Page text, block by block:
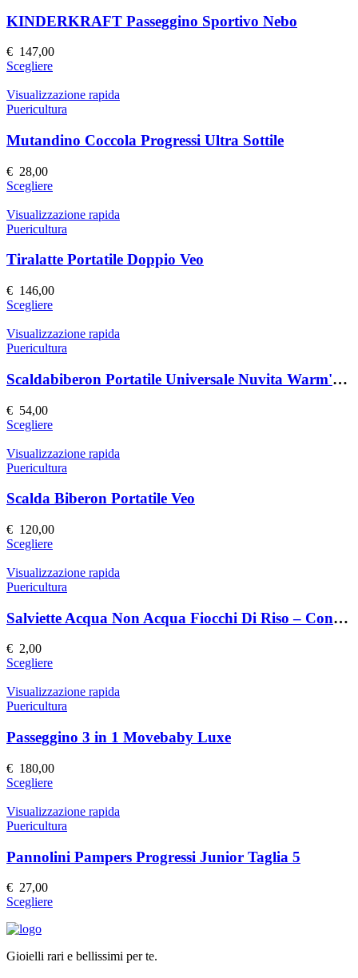
prodotto
Le
opzioni
possono
scelte
nella
pagina
del
prodotto
KINDERKRAFT Passeggino Sportivo Nebo
€ 147,00
ScegliereQuesto
ha
più
Le
opzioni
scelte
nella
pagina
del
prodotto
Visualizzazione rapida
Puericultura
Mutandino Coccola Progressi Ultra Sottile
€ 28,00
ScegliereQuesto
ha
più
Le
possono
scelte
nella
pagina
del
prodotto
Visualizzazione rapida
Puericultura
Tiralatte Portatile Doppio Veo
€ 146,00
ScegliereQuesto
ha
più
Le
opzioni
scelte
nella
pagina
del
prodotto
Visualizzazione rapida
Puericultura
Scaldabiberon Portatile Universale Nuvita Warm'n'Go
€ 54,00
ScegliereQuesto
ha
più
Le
possono
scelte
nella
pagina
del
prodotto
Visualizzazione rapida
Puericultura
Scalda Biberon Portatile Veo
€ 120,00
ScegliereQuesto
ha
più
Le
opzioni
scelte
nella
pagina
del
prodotto
Visualizzazione rapida
Puericultura
Salviette Acqua Non Acqua Fiocchi Di Riso – Confezione da 80
€ 2,00
ScegliereQuesto
ha
più
Le
opzioni
possono
essere
scelte
nella
pagina
del
prodotto
Visualizzazione rapida
Puericultura
Passeggino 3 in 1 Movebaby Luxe
€ 180,00
ScegliereQuesto
ha
più
Le
opzioni
scelte
del
Visualizzazione rapida
Puericultura
Pannolini Pampers Progressi Junior Taglia 5
€ 27,00
ScegliereQuesto
varianti.
Gioielli rari e bellissimi per te.